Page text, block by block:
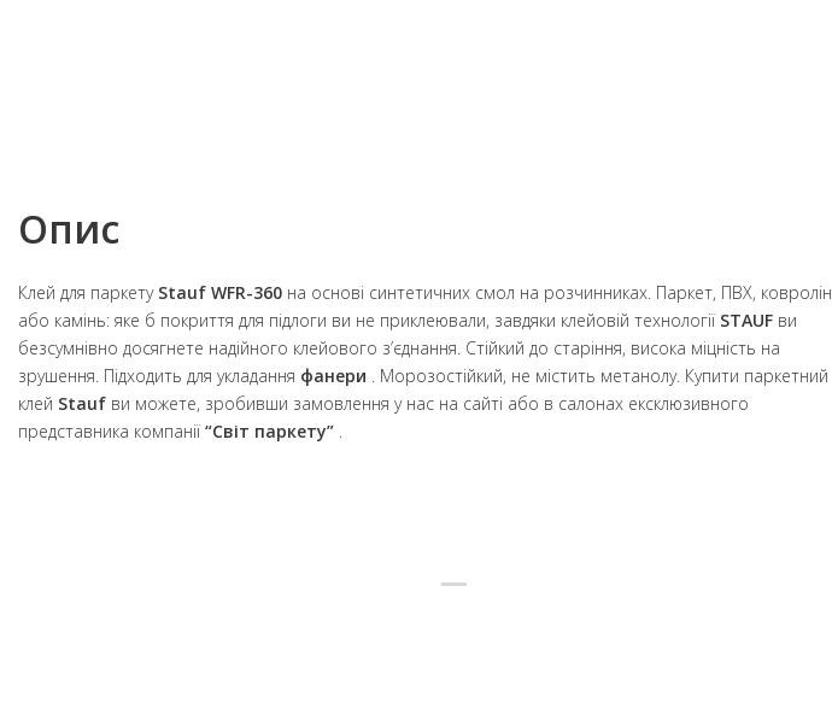
Опис
Клей для паркету Stauf WFR-360 на основі синтетичних смол на розчинниках. Паркет, ПВХ, ковролін
або камінь: яке б покриття для підлоги ви не приклеювали, завдяки клейовій технології STAUF ви
безсумнівно досягнете надійного клейового з’єднання. Стійкий до старіння, висока міцність на
зрушення. Підходить для укладання фанери . Морозостійкий, не містить метанолу. Купити паркетний
клей Stauf ви можете, зробивши замовлення у нас на сайті або в салонах ексклюзивного
представника компанії“Світ паркету” .